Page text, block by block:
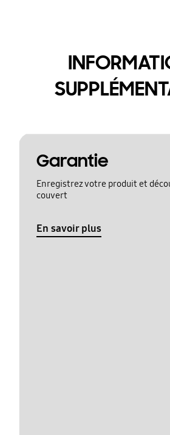
Garantie
Enregistrez votre produit et
couvert
En savoir plus